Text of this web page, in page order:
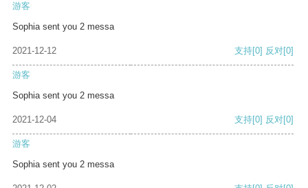
游客
Sophia sent you 2 messa
2021-12-12 支持[0] 反对[0]
游客
Sophia sent you 2 messa
2021-12-04 支持[0] 反对[0]
游客
Sophia sent you 2 messa